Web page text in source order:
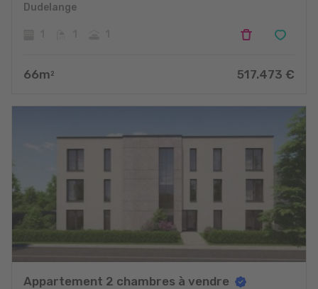
Dudelange
66m 2 517.473 €
Appartement 2 chambres à vendre